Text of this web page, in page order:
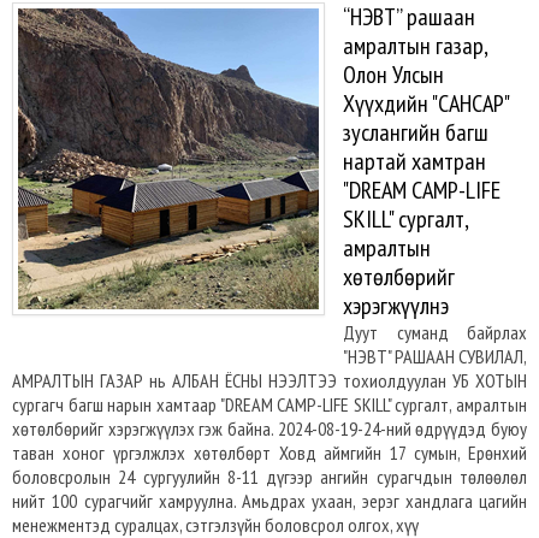
“НЭВТ” рашаан
амралтын газар,
Олон Улсын
Хүүхдийн "САНСАР"
зуслангийн багш
нартай хамтран
"DREAM CAMP-LIFE
SKILL" сургалт,
амралтын
хөтөлбөрийг
хэрэгжүүлнэ
Дуут суманд байрлах
"НЭВТ" РАШААН СУВИЛАЛ,
АМРАЛТЫН ГАЗАР нь АЛБАН ЁСНЫ НЭЭЛТЭЭ тохиолдуулан УБ ХОТЫН
сургагч багш нарын хамтаар "DREAM CAMP-LIFE SKILL" сургалт, амралтын
хөтөлбөрийг хэрэгжүүлэх гэж байна. 2024-08-19-24-ний өдрүүдэд буюу
таван хоног үргэлжлэх хөтөлбөрт Ховд аймгийн 17 сумын, Ерөнхий
боловсролын 24 сургуулийн 8-11 дүгээр ангийн сурагчдын төлөөлөл
нийт 100 сурагчийг хамруулна. Амьдрах ухаан, эерэг хандлага цагийн
менежментэд суралцах, сэтгэлзүйн боловсрол олгох, хүү